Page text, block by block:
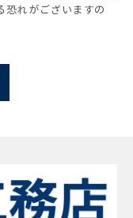
恐れがございますの